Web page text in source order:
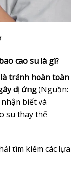
cao su là gì?
tránh hoàn toàn
dị ứng(Nguồn:
biết và
su thay thế
tìm kiếm các lựa